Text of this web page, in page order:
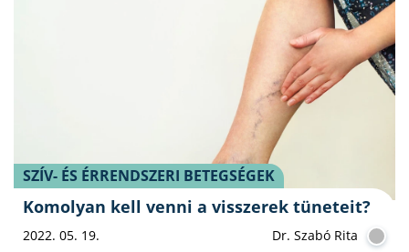
SZÍV- ÉS ÉRRENDSZERI BETEGSÉGEK
Komolyan kell venni a visszerek tüneteit?
2022. 05. 19. Dr. Szabó Rita